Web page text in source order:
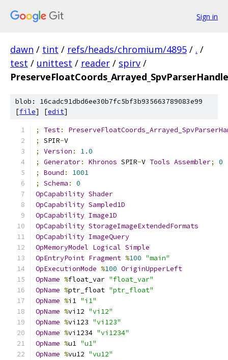
Sign in
dawn / tint / refs/heads/chromium/4895 / . /
test / unittest / reader / spirv /
blob: 16cadc91dbd6ee30b7fc5bf3b935663789083e99
[file] [edit]
; Test:
;
SPIR-V
;
Version :
1.0
;
Generator: Khronos SPIR-V Tools Assembler;
0
;
Bound :
1001
;
Schema :
0
OpCapability Shader
OpCapability Sampled1D
OpCapability Image1D
OpCapability StorageImageExtendedFormats
OpCapability ImageQuery
OpMemoryModel Logical Simple
OpEntryPoint Fragment %100 "main"
OpExecutionMode %100 OriginUpperLeft
OpName %float_var "float_var"
OpName %ptr_float "ptr_float"
OpName %i1 "i1"
OpName %vi12 "vi12"
OpName %vi123 "vi123"
OpName %vi1234 "vi1234"
OpName %u1 "u1"
OpName %vu12 "vu12"